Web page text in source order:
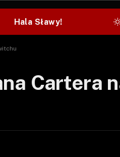
Hala Sławy!
Cartera